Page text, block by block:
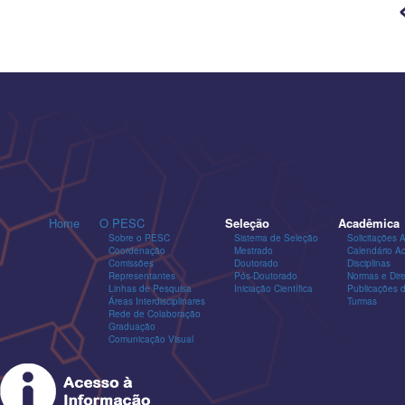
Home O PESC
Sobre o PESC
Coordenação
Comissões
Representantes
Linhas de Pesquisa
Áreas Interdisciplinares
Rede de Colaboração
Graduação
Comunicação Visual
Seleção
Sistema de Seleção
Mestrado
Doutorado
Pós-Doutorado
Iniciação Científica
Acadêmica
Solicitações
Calendário
Disciplinas
Normas e
Publicações
Turmas